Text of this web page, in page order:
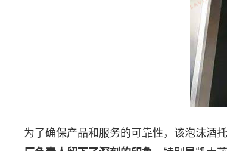
为了确保产品和服务的可靠性，该泡沫酒